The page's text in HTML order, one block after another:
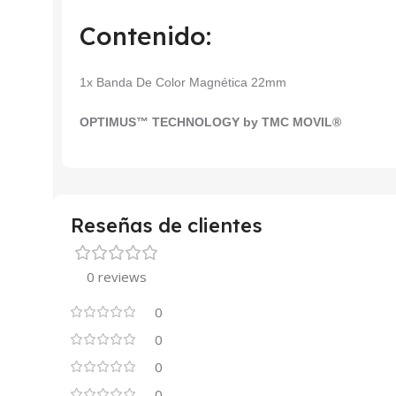
Contenido:
1x Banda De Color Magnética 22mm
OPTIMUS™ TECHNOLOGY by TMC MOVIL®
Reseñas de clientes
0 reviews
0
0
0